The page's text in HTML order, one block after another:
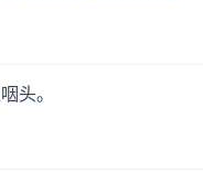
头。